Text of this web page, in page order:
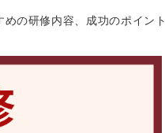
の研修内容、成功のポイント